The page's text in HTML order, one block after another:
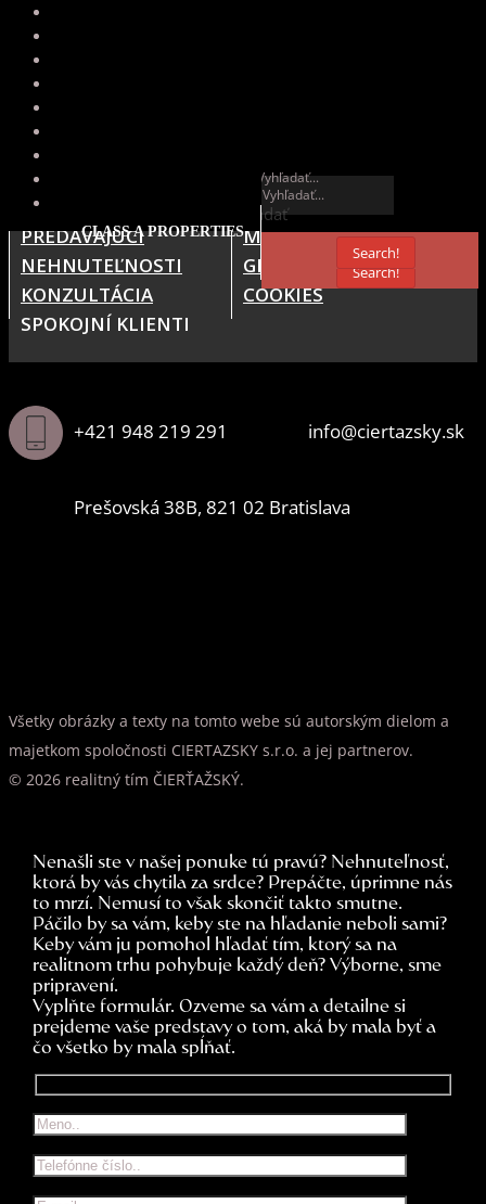
Vyhľadať
Search!
CLASS A PROPERTIES
Vyhľadať
Search!
PREDÁVAJÚCI
NEHNUTEĽNOSTI
KONZULTÁCIA
SPOKOJNÍ KLIENTI
MAGAZÍN
GDPR
COOKIES
+421 948 219 291 info@ciertazsky.sk
Prešovská 38B, 821 02 Bratislava
Všetky obrázky a texty na tomto webe sú autorským dielom a
majetkom spoločnosti CIERTAZSKY s.r.o. a jej partnerov.
© 2026 realitný tím ČIERŤAŽSKÝ.
Nenašli ste v našej ponuke tú pravú? Nehnuteľnosť,
ktorá by vás chytila za srdce? Prepáčte, úprimne nás
to mrzí. Nemusí to však skončiť takto smutne.
Páčilo by sa vám, keby ste na hľadanie neboli sami?
Keby vám ju pomohol hľadať tím, ktorý sa na
realitnom trhu pohybuje každý deň? Výborne, sme
pripravení.
Vyplňte formulár. Ozveme sa vám a detailne si
prejdeme vaše predstavy o tom, aká by mala byť a
čo všetko by mala spĺňať.